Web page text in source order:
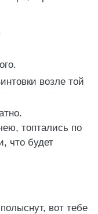
возле той
топтались по
что будет
вот тебе